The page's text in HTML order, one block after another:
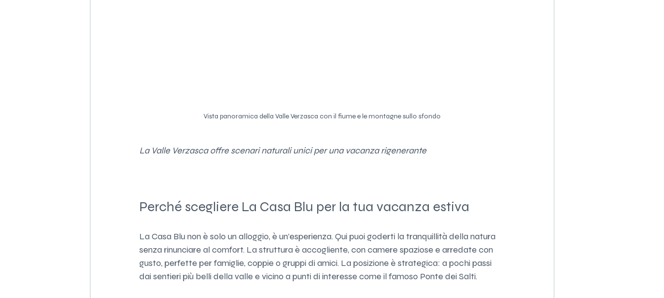
Vista panoramica della Valle Verzasca con il fiume e le montagne sullo sfondo
La Valle Verzasca offre scenari naturali unici per una vacanza rigenerante
Perché scegliere La Casa Blu per la tua vacanza estiva
La Casa Blu non è solo un alloggio, è un’esperienza. Qui puoi goderti la tranquillità della natura
senza rinunciare al comfort. La struttura è accogliente, con camere spaziose e arredate con
gusto, perfette per famiglie, coppie o gruppi di amici. La posizione è strategica: a pochi passi
dai sentieri più belli della valle e vicino a punti di interesse come il famoso Ponte dei Salti.